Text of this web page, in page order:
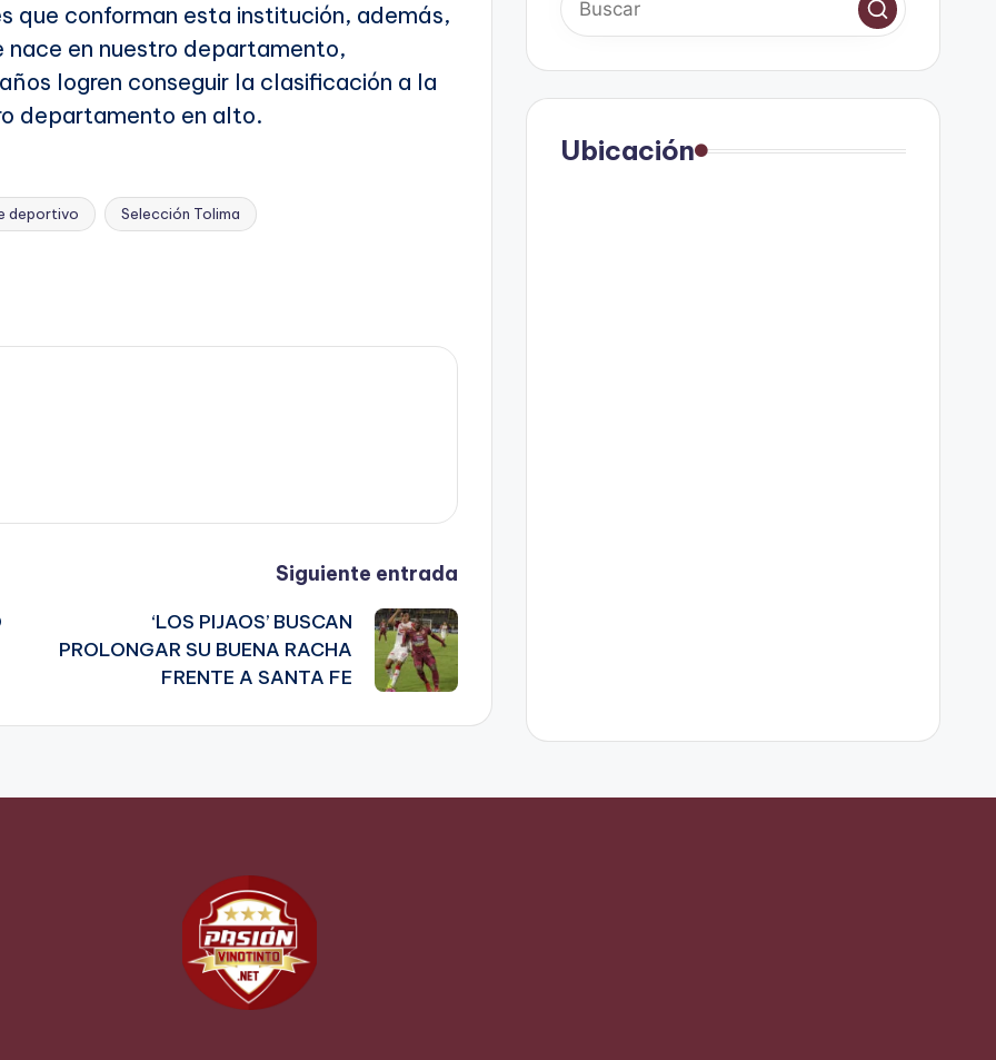
que conforman esta institución, además,
en nuestro departamento,
logren conseguir la clasificación a la
departamento en alto.
deportivo Selección Tolima
Siguiente entrada
‘LOS PIJAOS’ BUSCAN
PROLONGAR SU BUENA RACHA
FRENTE A SANTA FE
Ubicación